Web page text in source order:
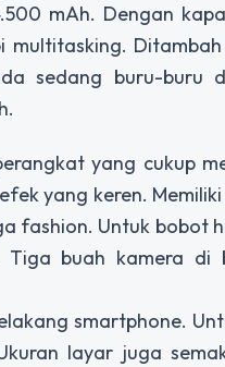
mAh. Dengan
multitasking.
sedang buru-buru
yang cukup
yang keren.
fashion. Untuk bobot
buah kamera di
smartphone.
layar juga